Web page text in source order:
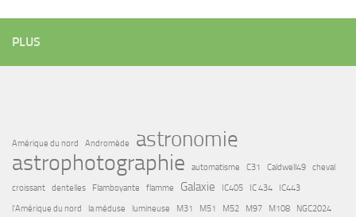
PLUS
Amérique du nord Andromède astronomie
astrophotographie automatisme C31 Caldwell49
cheval
croissant
dentelles Flamboyante flamme Galaxie IC405 IC 434
IC443
l'Amérique du nord
la méduse lumineuse M31 M51 M52 M97 M108 NGC2024